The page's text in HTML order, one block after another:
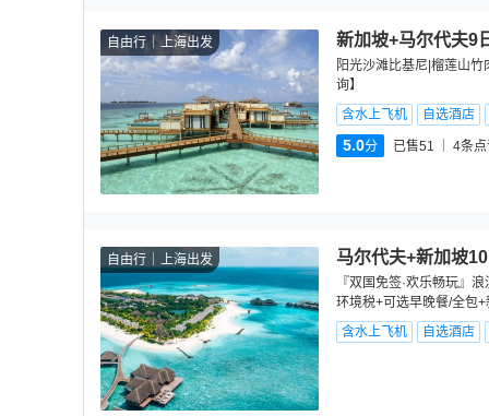
自由行 上海出发 新加坡+马尔代夫9
阳光沙滩比基尼|榴莲山
询】
含水上飞机
自选酒店
5.0分 已售51 4条
自由行 上海出发 马尔代夫+新加坡
『双国免签·欢乐畅玩』
环境税+可选早晚餐/全包+
含水上飞机
自选酒店